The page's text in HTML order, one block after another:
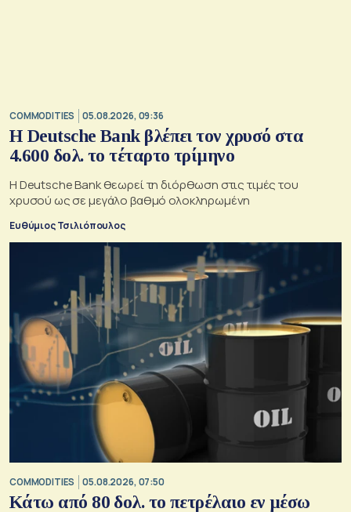
COMMODITIES 05.08.2026, 09:36
Η Deutsche Bank βλέπει τον χρυσό στα
4.600 δολ. το τέταρτο τρίμηνο
Η Deutsche Bank θεωρεί τη διόρθωση στις τιμές του
χρυσού ως σε μεγάλο βαθμό ολοκληρωμένη
Ευθύμιος Τσιλιόπουλος
COMMODITIES 05.08.2026, 07:50
Κάτω από 80 δολ. το πετρέλαιο εν μέσω